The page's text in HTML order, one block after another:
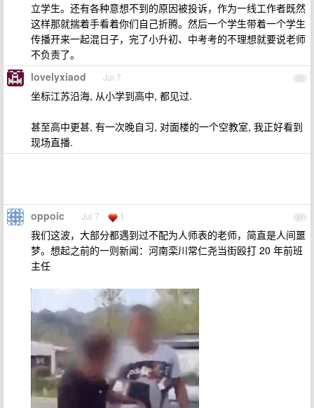
立学生。还有各种意想不到的原因被投诉，作为一线工作者既然
这样那就揣着手看着你们自己折腾。然后一个学生带着一个学生
传播开来一起混日子，完了小升初、中考考的不理想就要说老师
不负责了。
20
lovelyxiaod Jul 7
坐标江苏沿海, 从小学到高中, 都见过.
甚至高中更甚, 有一次晚自习, 对面楼的一个空教室, 我正好看到
现场直播.
21
oppoic Jul 7 1
我们这波，大部分都遇到过不配为人师表的老师，简直是人间噩
梦。想起之前的一则新闻：河南栾川常仁尧当街殴打 20 年前班
主任